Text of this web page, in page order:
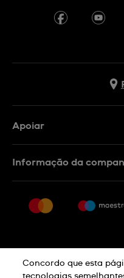
Apoiar
Rescindir o contrato
Informação da
Carreiras
Concordo que esta
tecnologias